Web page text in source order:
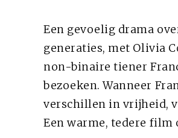
Een gevoelig drama
generaties, met Olivia
non-binaire tiener
bezoeken. Wanneer
verschillen in vrijheid,
Een warme, tedere